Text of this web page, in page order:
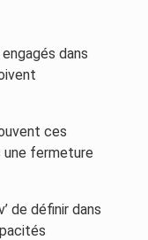
dans
ces
une fermeture
de définir dans